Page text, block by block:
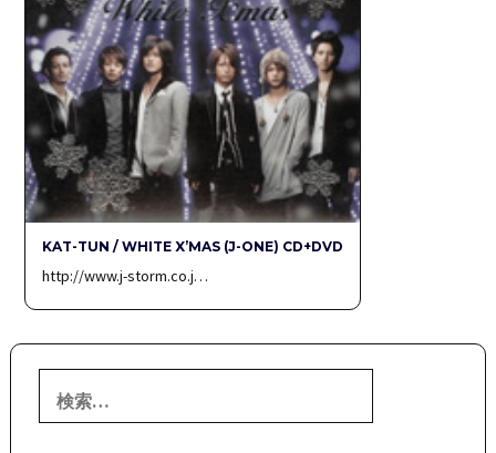
KAT-TUN / WHITE X’MAS (J-ONE) CD+DVD
http://www.j-storm.co.j…
索: